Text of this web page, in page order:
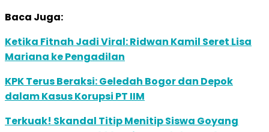
Baca Juga:
Ketika Fitnah Jadi Viral: Ridwan Kamil Seret Lisa
Mariana ke Pengadilan
KPK Terus Beraksi: Geledah Bogor dan Depok
dalam Kasus Korupsi PT IIM
Terkuak! Skandal Titip Menitip Siswa Goyang